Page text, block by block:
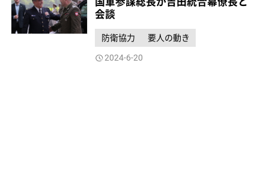
会談
防衛協力 要人の動き
2024-6-20